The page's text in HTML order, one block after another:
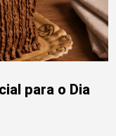
para o Dia